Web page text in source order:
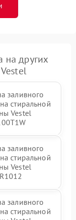
на других
заливного
стиральной
Vestel
заливного
стиральной
Vestel
заливного
стиральной